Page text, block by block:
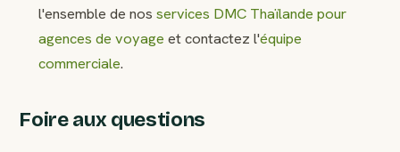
l'ensemble de nos services DMC Thaïlande pour
agences de voyage et contactez l'équipe
commerciale.
Foire aux questions